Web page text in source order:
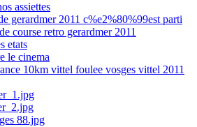
assiettes
gerardmer 2011 c%e2%80%99est parti
course retro gerardmer 2011
etats
le cinema
10km vittel foulee vosges vittel 2011
88.jpg